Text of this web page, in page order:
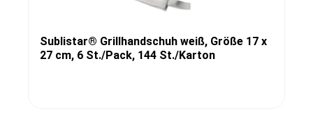
Sublistar® Grillhandschuh weiß, Größe 17 x
27 cm, 6 St./Pack, 144 St./Karton